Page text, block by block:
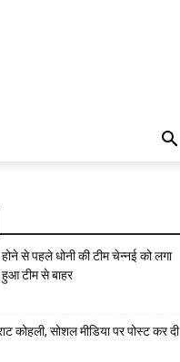
से पहले धोनी की टीम चेन्नई को लगा
टीम से बाहर
कोहली, सोशल मीडिया पर पोस्ट कर दी‌